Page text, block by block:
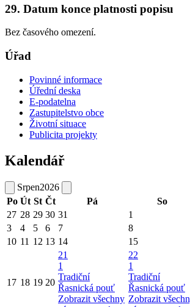
29. Datum konce platnosti popisu
Bez časového omezení.
Úřad
Povinné informace
Úřední deska
E-podatelna
Zastupitelstvo obce
Životní situace
Publicita projekty
Kalendář
Srpen2026
Po Út St Čt Pá So
27 28 29 30 31 1
3
4 5 6 7 8
10 11 12 13 14 15
17 18 19 20
21
1
Tradiční
Řasnická pouť
Zobrazit všechny
22
1
Tradiční
Řasnická pouť
Zobrazit